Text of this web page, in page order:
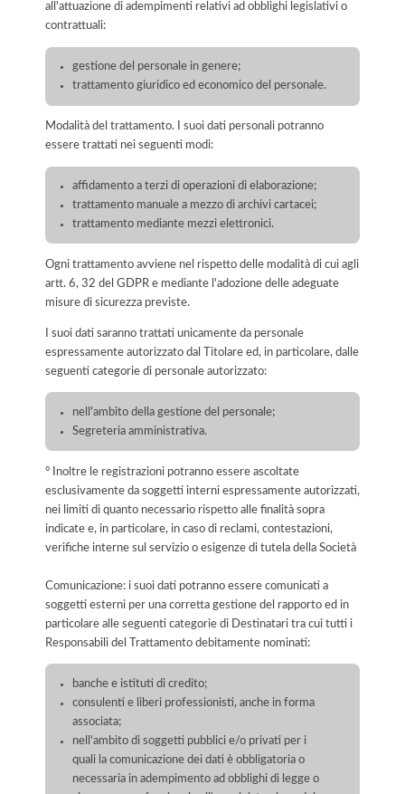
all'attuazione di adempimenti relativi ad obblighi legislativi o
contrattuali:
gestione del personale in genere;
trattamento giuridico ed economico del personale.
Modalità del trattamento. I suoi dati personali potranno
essere trattati nei seguenti modi:
affidamento a terzi di operazioni di elaborazione;
trattamento manuale a mezzo di archivi cartacei;
trattamento mediante mezzi elettronici.
Ogni trattamento avviene nel rispetto delle modalità di cui agli
artt. 6, 32 del GDPR e mediante l'adozione delle adeguate
misure di sicurezza previste.
I suoi dati saranno trattati unicamente da personale
espressamente autorizzato dal Titolare ed, in particolare, dalle
seguenti categorie di personale autorizzato:
nell'ambito della gestione del personale;
Segreteria amministrativa.
° Inoltre le registrazioni potranno essere ascoltate
esclusivamente da soggetti interni espressamente autorizzati,
nei limiti di quanto necessario rispetto alle finalità sopra
indicate e, in particolare, in caso di reclami, contestazioni,
verifiche interne sul servizio o esigenze di tutela della Società
Comunicazione: i suoi dati potranno essere comunicati a
soggetti esterni per una corretta gestione del rapporto ed in
particolare alle seguenti categorie di Destinatari tra cui tutti i
Responsabili del Trattamento debitamente nominati:
banche e istituti di credito;
consulenti e liberi professionisti, anche in forma
associata;
nell'ambito di soggetti pubblici e/o privati per i
quali la comunicazione dei dati è obbligatoria o
necessaria in adempimento ad obblighi di legge o